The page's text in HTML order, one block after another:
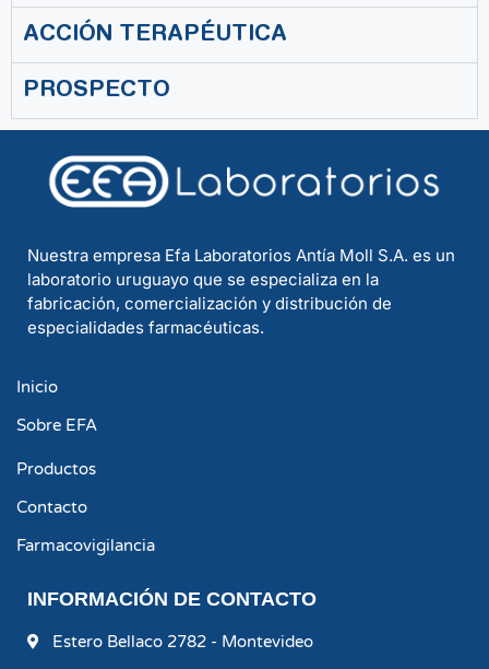
ACCIÓN TERAPÉUTICA
PROSPECTO
Nuestra empresa Efa Laboratorios Antía Moll S.A. es un
laboratorio uruguayo que se especializa en la
fabricación, comercialización y distribución de
especialidades farmacéuticas.
Inicio
Sobre EFA
Productos
Contacto
Farmacovigilancia
INFORMACIÓN DE CONTACTO
Estero Bellaco 2782 - Montevideo